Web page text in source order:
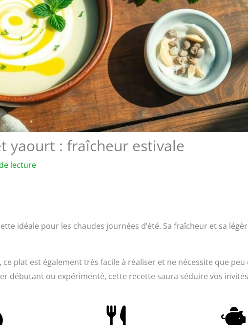
yaourt : fraîcheur estivale
lecture
idéale pour les chaudes journées d’été. Sa fraîcheur et sa
plat est également très facile à réaliser et ne nécessite que peu
débutant ou expérimenté, cette recette saura séduire vos